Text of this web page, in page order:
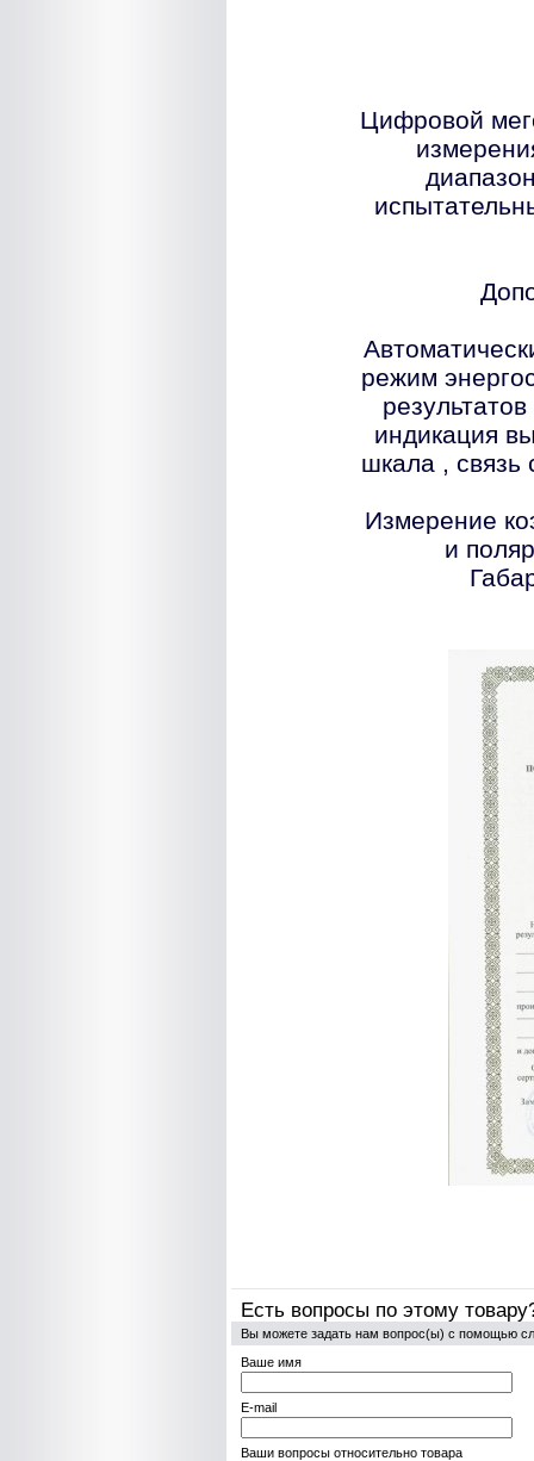
Цифровой
режим
индикация
шкала ,
Измерение
и
Есть вопросы по этому
Вы можете задать нам вопрос(ы) с помощью
Ваше имя
E-mail
Ваши вопросы относительно товара